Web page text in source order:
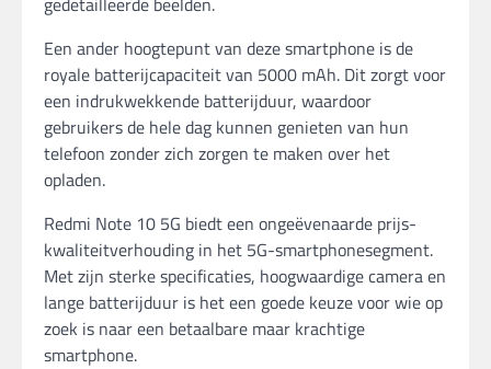
Een ander hoogtepunt van deze smartphone is de
royale batterijcapaciteit van 5000 mAh. Dit zorgt voor
een indrukwekkende batterijduur, waardoor
gebruikers de hele dag kunnen genieten van hun
telefoon zonder zich zorgen te maken over het
opladen.
Redmi Note 10 5G biedt een ongeëvenaarde prijs-
kwaliteitverhouding in het 5G-smartphonesegment.
Met zijn sterke specificaties, hoogwaardige camera en
lange batterijduur is het een goede keuze voor wie op
zoek is naar een betaalbare maar krachtige
smartphone.